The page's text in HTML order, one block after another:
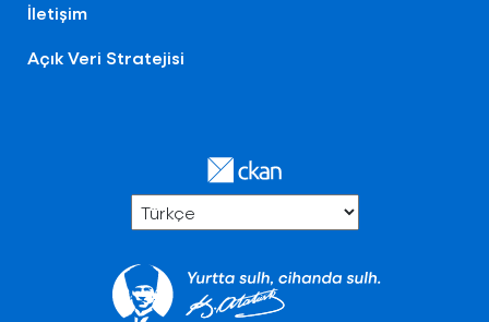
İletişim
Açık Veri Stratejisi